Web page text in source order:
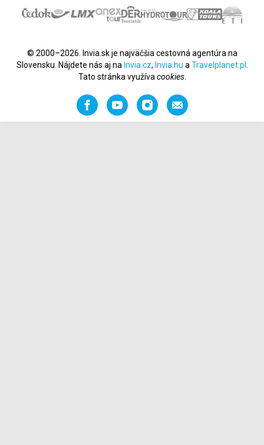
© 2000–2026. Invia.sk je najväčšia cestovná agentúra na
Slovensku. Nájdete nás aj na Invia.cz, Invia.hu a Travelplanet.pl
Tato stránka využíva cookies.
FacebookYouTubeInstagramOdporučiť